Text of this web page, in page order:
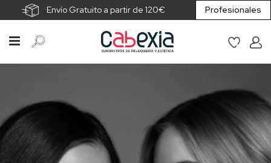
Envío Gratuito a partir de 120€ Profesionales